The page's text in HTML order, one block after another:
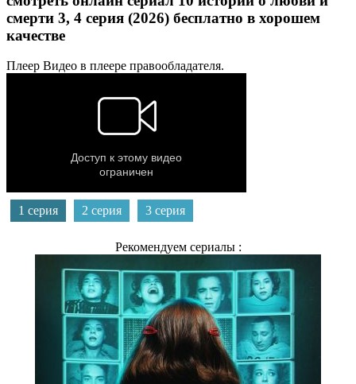
смерти 3, 4 серия (2026) бесплатно в хорошем
качестве
Плеер Видео в плеере правообладателя.
1 серия 2 серия 3 серия
Рекомендуем сериалы :